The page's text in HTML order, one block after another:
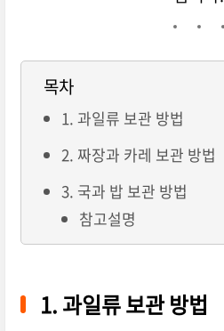
목차
1. 과일류 보관 방법
2. 짜장과 카레 보관 방법
3. 국과 밥 보관 방법
참고설명
1. 과일류 보관 방법